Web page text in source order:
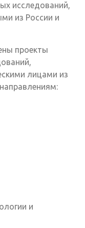
исследований,
из России и
проекты
лицами из
и